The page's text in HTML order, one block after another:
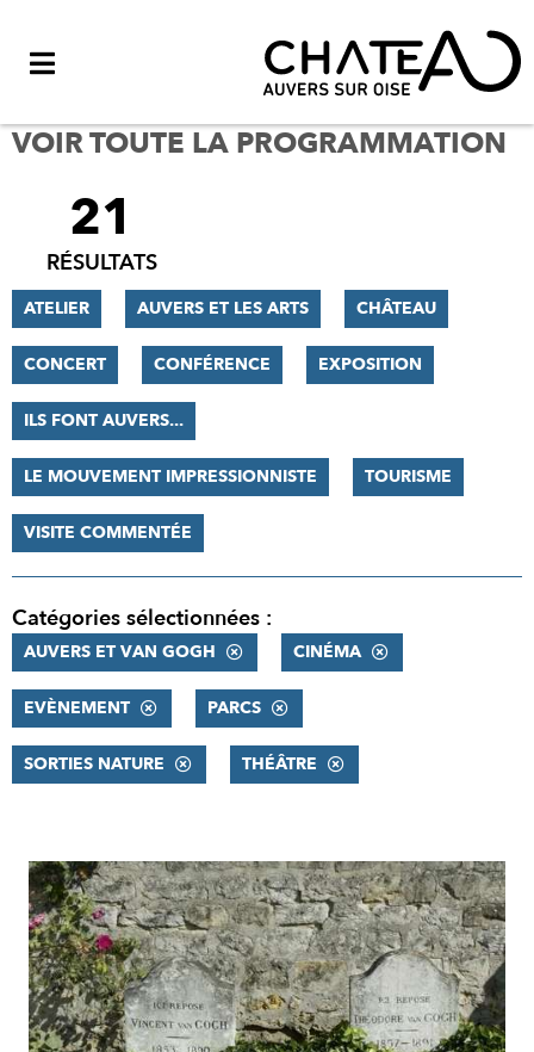
VOIR TOUTE LA PROGRAMMATION
FILTRER
RÉSULTATS
21
RÉSULTATS
ATELIER AUVERS ET LES ARTS CHÂTEAU
CONCERT CONFÉRENCE EXPOSITION
ILS FONT AUVERS...
LE MOUVEMENT IMPRESSIONNISTE TOURISME
VISITE COMMENTÉE
Catégories sélectionnées :
AUVERS ET VAN GOGH CINÉMA
EVÈNEMENT PARCS
SORTIES NATURE THÉÂTRE
RÉSULTATS